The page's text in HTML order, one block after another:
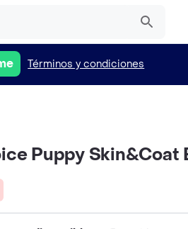
Términos y condiciones
Puppy Skin&Coat